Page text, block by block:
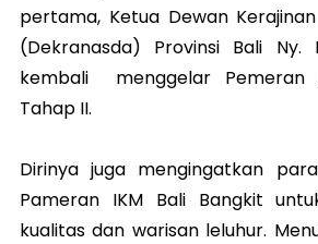
pertama, Ketua Dewan
(Dekranasda) Provinsi Bali
kembali menggelar Pemeran
Tahap II.
Dirinya juga mengingatkan
Pameran IKM Bali Bangkit
kualitas dan warisan leluhur.